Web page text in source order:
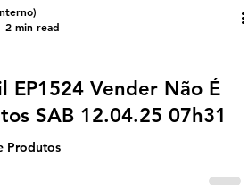
EP1524 Vender Não É
SAB 12.04.25 07h31